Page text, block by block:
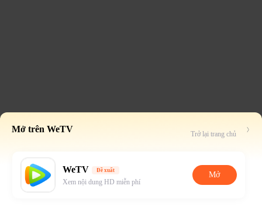
Mở trên WeTV Trở lại trang chủ
WeTV Đề xuất
Xem nội dung HD miễn phí
Mở